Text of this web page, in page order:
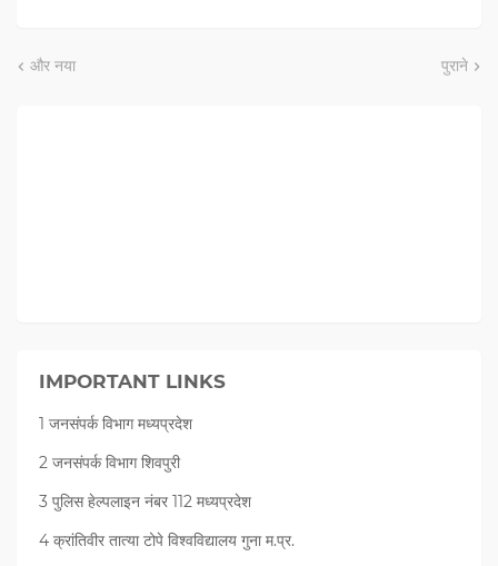
और नया पुराने
IMPORTANT LINKS
1 जनसंपर्क विभाग मध्यप्रदेश
2 जनसंपर्क विभाग शिवपुरी
3 पुलिस हेल्पलाइन नंबर 112 मध्‍यप्रदेश
4 क्रांतिवीर तात्या टोपे विश्वविद्यालय गुना म.प्र.